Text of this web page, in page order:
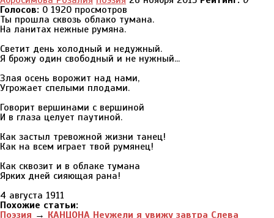
Голосов: 0 1920 просмотров
Ты прошла сквозь облако тумана.
На ланитах нежные румяна.
Светит день холодный и недужный.
Я брожу один свободный и не нужный...
Злая осень ворожит над нами,
Угрожает спелыми плодами.
Говорит вершинами с вершиной
И в глаза целует паутиной.
Как застыл тревожной жизни танец!
Как на всем играет твой румянец!
Как сквозит и в облаке тумана
Ярких дней сияющая рана!
4 августа 1911
Похожие статьи:
Поэзия → КАНЦОНА Неужели я увижу завтра Слева